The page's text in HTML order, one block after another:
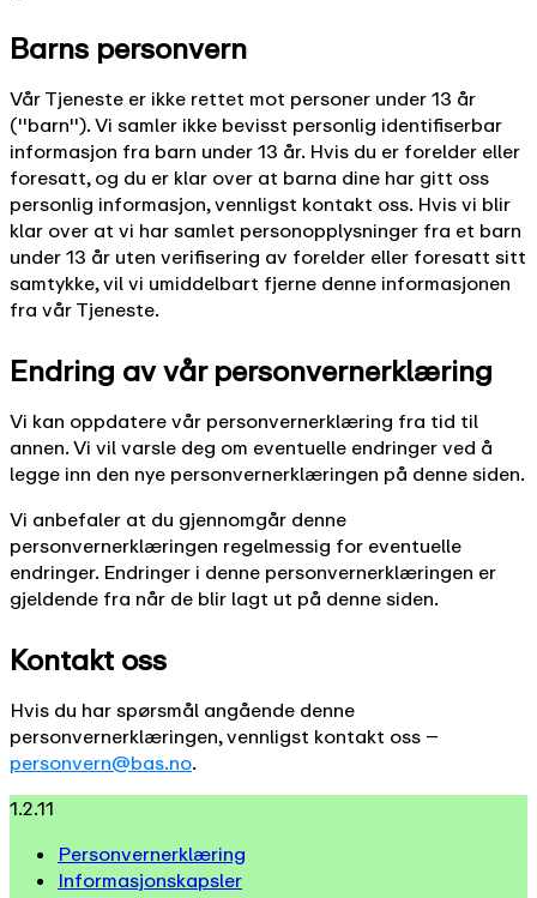
Barns personvern
Vår Tjeneste er ikke rettet mot personer under 13 år
(''barn''). Vi samler ikke bevisst personlig identifiserbar
informasjon fra barn under 13 år. Hvis du er forelder eller
foresatt, og du er klar over at barna dine har gitt oss
personlig informasjon, vennligst kontakt oss. Hvis vi blir
klar over at vi har samlet personopplysninger fra et barn
under 13 år uten verifisering av forelder eller foresatt sitt
samtykke, vil vi umiddelbart fjerne denne informasjonen
fra vår Tjeneste.
Endring av vår personvernerklæring
Vi kan oppdatere vår personvernerklæring fra tid til
annen. Vi vil varsle deg om eventuelle endringer ved å
legge inn den nye personvernerklæringen på denne siden.
Vi anbefaler at du gjennomgår denne
personvernerklæringen regelmessig for eventuelle
endringer. Endringer i denne personvernerklæringen er
gjeldende fra når de blir lagt ut på denne siden.
Kontakt oss
Hvis du har spørsmål angående denne
personvernerklæringen, vennligst kontakt oss –
personvern@bas.no.
1.2.11
Personvernerklæring
Informasjonskapsler